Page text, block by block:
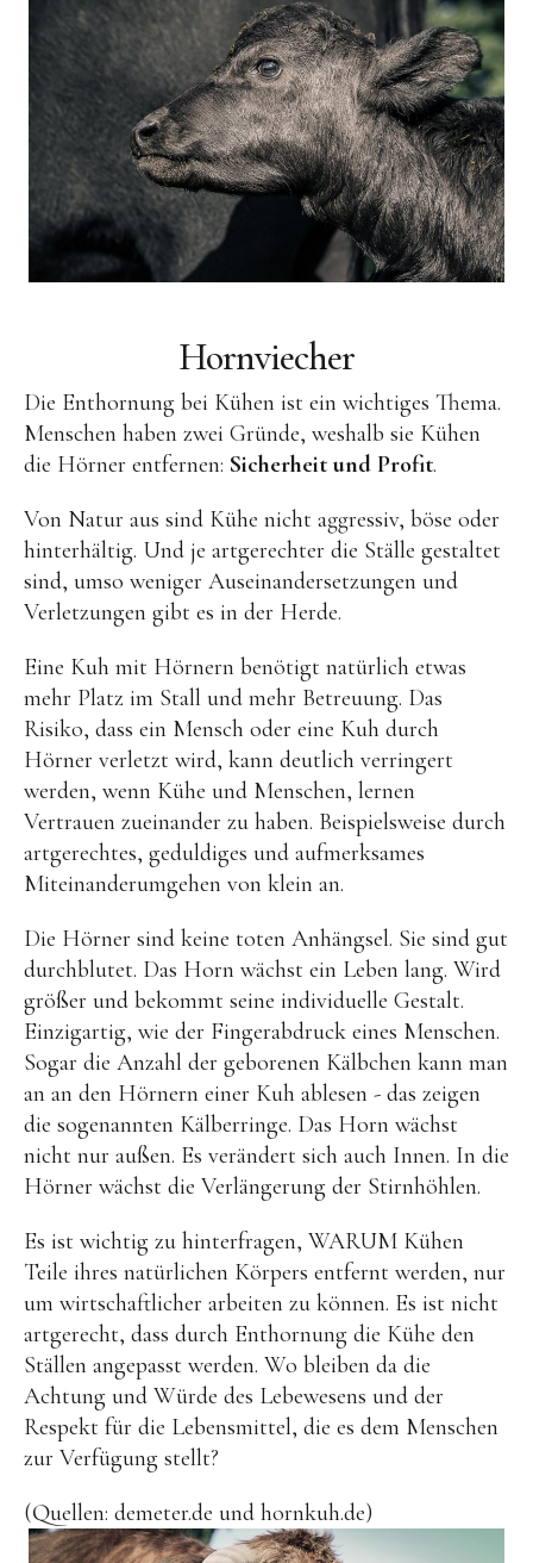
Hornviecher
Die Enthornung bei Kühen ist ein wichtiges Thema.
Menschen haben zwei Gründe, weshalb sie Kühen
die Hörner entfernen: Sicherheit und Profit.
Von Natur aus sind Kühe nicht aggressiv, böse oder
hinterhältig. Und je artgerechter die Ställe gestaltet
sind, umso weniger Auseinandersetzungen und
Verletzungen gibt es in der Herde.
Eine Kuh mit Hörnern benötigt natürlich etwas
mehr Platz im Stall und mehr Betreuung. Das
Risiko, dass ein Mensch oder eine Kuh durch
Hörner verletzt wird, kann deutlich verringert
werden, wenn Kühe und Menschen, lernen
Vertrauen zueinander zu haben. Beispielsweise durch
artgerechtes, geduldiges und aufmerksames
Miteinanderumgehen von klein an.
Die Hörner sind keine toten Anhängsel. Sie sind gut
durchblutet. Das Horn wächst ein Leben lang. Wird
größer und bekommt seine individuelle Gestalt.
Einzigartig, wie der Fingerabdruck eines Menschen.
Sogar die Anzahl der geborenen Kälbchen kann man
an an den Hörnern einer Kuh ablesen - das zeigen
die sogenannten Kälberringe. Das Horn wächst
nicht nur außen. Es verändert sich auch Innen. In die
Hörner wächst die Verlängerung der Stirnhöhlen.
Es ist wichtig zu hinterfragen, WARUM Kühen
Teile ihres natürlichen Körpers entfernt werden, nur
um wirtschaftlicher arbeiten zu können. Es ist nicht
artgerecht, dass durch Enthornung die Kühe den
Ställen angepasst werden. Wo bleiben da die
Achtung und Würde des Lebewesens und der
Respekt für die Lebensmittel, die es dem Menschen
zur Verfügung stellt?
(Quellen: demeter.de und hornkuh.de)